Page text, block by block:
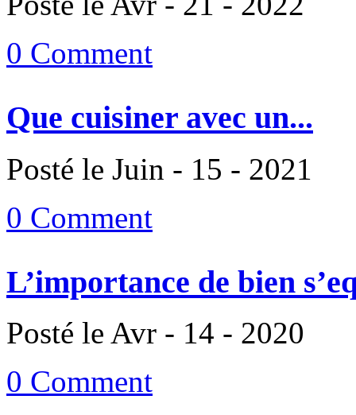
0 Comment
Que cuisiner avec un...
Posté le Juin - 15 - 2021
0 Comment
L’importance de bien
Posté le Avr - 14 - 2020
0 Comment